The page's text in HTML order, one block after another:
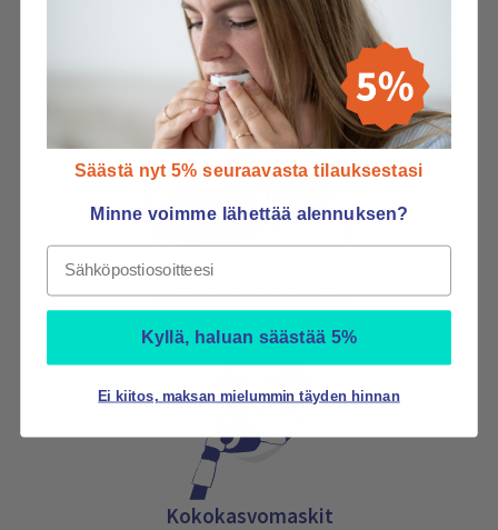
Suukojeet
Asentohoitotuotteet
Kokokasvomaskit
Säästä nyt 5% seuraavasta tilauksestasi
Minne voimme lähettää alennuksen?
Email
Kyllä, haluan säästää 5%
Ei kiitos, maksan mielummin täyden hinnan